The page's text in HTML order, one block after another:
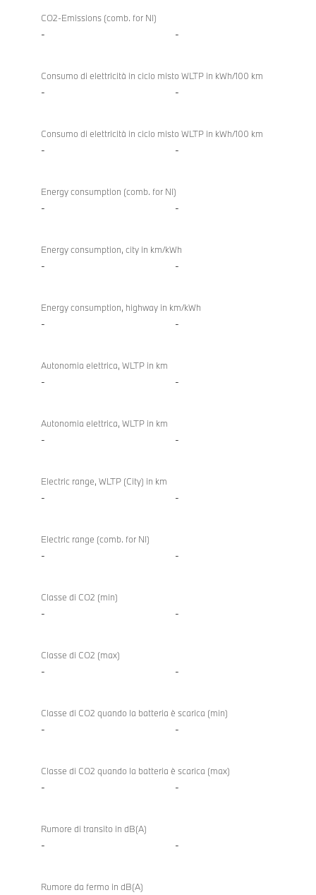
CO2-Emissions (comb. for NI)
- -
Consumo di elettricità in ciclo misto WLTP in kWh/100 km
- -
Consumo di elettricità in ciclo misto WLTP in kWh/100 km
- -
Energy consumption (comb. for NI)
- -
Energy consumption, city in km/kWh
- -
Energy consumption, highway in km/kWh
- -
Autonomia elettrica, WLTP in km
- -
Autonomia elettrica, WLTP in km
- -
Electric range, WLTP (City) in km
- -
Electric range (comb. for NI)
- -
Classe di CO2 (min)
- -
Classe di CO2 (max)
- -
Classe di CO2 quando la batteria è scarica (min)
- -
Classe di CO2 quando la batteria è scarica (max)
- -
Rumore di transito in dB(A)
- -
Rumore da fermo in dB(A)